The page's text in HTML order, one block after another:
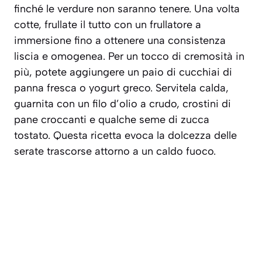
finché le verdure non saranno tenere. Una volta
cotte, frullate il tutto con un frullatore a
immersione fino a ottenere una consistenza
liscia e omogenea. Per un tocco di cremosità in
più, potete aggiungere un paio di cucchiai di
panna fresca o yogurt greco. Servitela calda,
guarnita con un filo d’olio a crudo, crostini di
pane croccanti e qualche seme di zucca
tostato. Questa ricetta evoca la dolcezza delle
serate trascorse attorno a un caldo fuoco.